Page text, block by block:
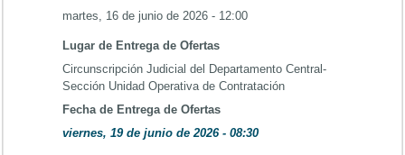
martes, 16 de junio de 2026 - 12:00
Lugar de Entrega de Ofertas
Circunscripción Judicial del Departamento Central-
Sección Unidad Operativa de Contratación
Fecha de Entrega de Ofertas
viernes, 19 de junio de 2026 - 08:30